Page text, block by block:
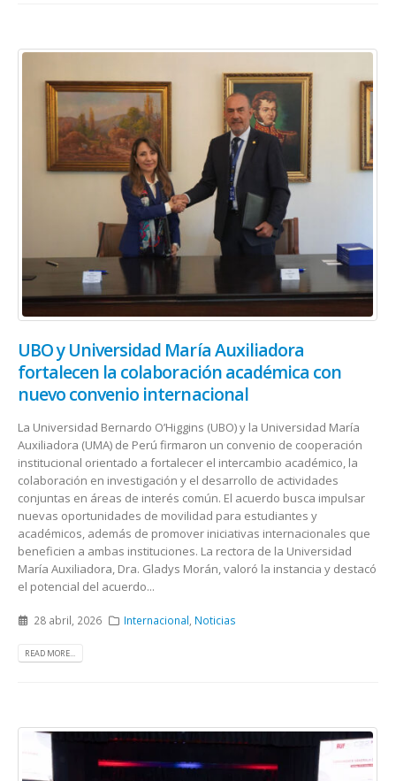
UBO y Universidad María Auxiliadora
fortalecen la colaboración académica con
nuevo convenio internacional
La Universidad Bernardo O’Higgins (UBO) y la Universidad María
Auxiliadora (UMA) de Perú firmaron un convenio de cooperación
institucional orientado a fortalecer el intercambio académico, la
colaboración en investigación y el desarrollo de actividades
conjuntas en áreas de interés común. El acuerdo busca impulsar
nuevas oportunidades de movilidad para estudiantes y
académicos, además de promover iniciativas internacionales que
beneficien a ambas instituciones. La rectora de la Universidad
María Auxiliadora, Dra. Gladys Morán, valoró la instancia y destacó
el potencial del acuerdo...
28 abril, 2026 Internacional, Noticias
READ MORE...